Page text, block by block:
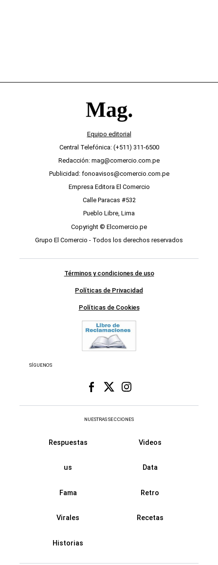
Equipo editorial
Central Telefónica: (+511) 311-6500
Redacción: mag@comercio.com.pe
Publicidad: fonoavisos@comercio.com.pe
Empresa Editora El Comercio
Calle Paracas #532
Pueblo Libre, Lima
Copyright © Elcomercio.pe
Grupo El Comercio - Todos los derechos reservados
Términos y condiciones de uso
Políticas de Privacidad
Políticas de Cookies
SÍGUENOS
NUESTRAS SECCIONES
Respuestas Videos
us Data
Fama Retro
Virales Recetas
Historias